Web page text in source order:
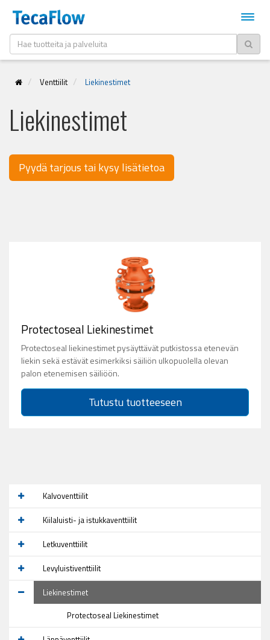
Venttiilit Liekinestimet
Liekinestimet
Pyydä tarjous tai kysy lisätietoa
Protectoseal Liekinestimet
Protectoseal liekinestimet pysäyttävät putkistossa etenevän
liekin sekä estävät esimerkiksi säiliön ulkopuolella olevan
palon etenemisen säiliöön.
Tutustu tuotteeseen
Kalvoventtiilit
Kiilaluisti- ja istukkaventtiilit
Letkuventtiilit
Levyluistiventtiilit
Liekinestimet
Protectoseal Liekinestimet